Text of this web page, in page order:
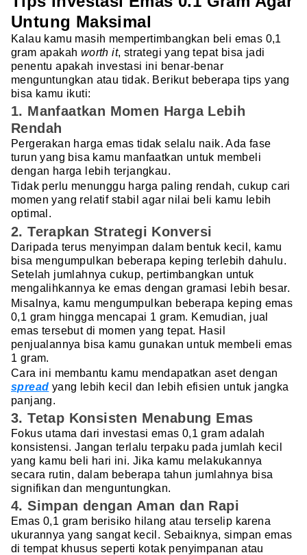
Untung Maksimal
Kalau kamu masih mempertimbangkan beli emas 0,1
gram apakah worth it, strategi yang tepat bisa jadi
penentu apakah investasi ini benar-benar
menguntungkan atau tidak. Berikut beberapa tips yang
bisa kamu ikuti:
1. Manfaatkan Momen Harga Lebih
Rendah
Pergerakan harga emas tidak selalu naik. Ada fase
turun yang bisa kamu manfaatkan untuk membeli
dengan harga lebih terjangkau.
Tidak perlu menunggu harga paling rendah, cukup cari
momen yang relatif stabil agar nilai beli kamu lebih
optimal.
2. Terapkan Strategi Konversi
Daripada terus menyimpan dalam bentuk kecil, kamu
bisa mengumpulkan beberapa keping terlebih dahulu.
Setelah jumlahnya cukup, pertimbangkan untuk
mengalihkannya ke emas dengan gramasi lebih besar.
Misalnya, kamu mengumpulkan beberapa keping emas
0,1 gram hingga mencapai 1 gram. Kemudian, jual
emas tersebut di momen yang tepat. Hasil
penjualannya bisa kamu gunakan untuk membeli emas
1 gram.
Cara ini membantu kamu mendapatkan aset dengan
spread yang lebih kecil dan lebih efisien untuk jangka
panjang.
3. Tetap Konsisten Menabung Emas
Fokus utama dari investasi emas 0,1 gram adalah
konsistensi. Jangan terlalu terpaku pada jumlah kecil
yang kamu beli hari ini. Jika kamu melakukannya
secara rutin, dalam beberapa tahun jumlahnya bisa
signifikan dan menguntungkan.
4. Simpan dengan Aman dan Rapi
Emas 0,1 gram berisiko hilang atau terselip karena
ukurannya yang sangat kecil. Sebaiknya, simpan emas
di tempat khusus seperti kotak penyimpanan atau